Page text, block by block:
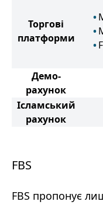
Торгові
платформи
Демо-
рахунок
Ісламський
рахунок
FBS
FBS пропонує